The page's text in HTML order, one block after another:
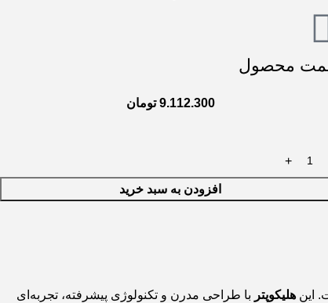
محصول
9.112.300 تومان
افزودن به سبد خرید
این هلیکوپتر با طراحی مدرن و تکنولوژی پیشرفته، تجربه‌ای